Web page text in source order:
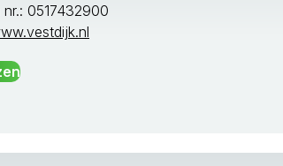
0517432900